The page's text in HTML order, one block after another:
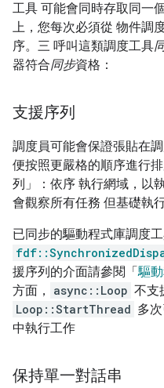
工具 可能會同時存取同一
上，您每次必須從 物件調
序。三 呼叫這類調度工具
器符合同步資格：
支援序列
調度員可能會保證張貼在
便按照更嚴格的順序進行
列」
：依序 執行網域，以
會觀察所有任務 但基礎執
已同步的驅動程式庫調度
援序列的介面請參閱「驅
方面，
async::Loop 不支
Loop::StartThread 多
中執行工作
保持單一對話串